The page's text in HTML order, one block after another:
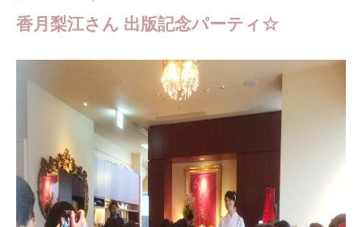
香月梨江さん 出版記念パーティ☆